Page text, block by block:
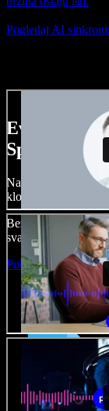
Pogledaj AI
Evo malog
Speechify
Napravite voice
klonirajte svoj glas i
Bez učenja i sve
svaku kreativnu ideju.
Pokreni Studio